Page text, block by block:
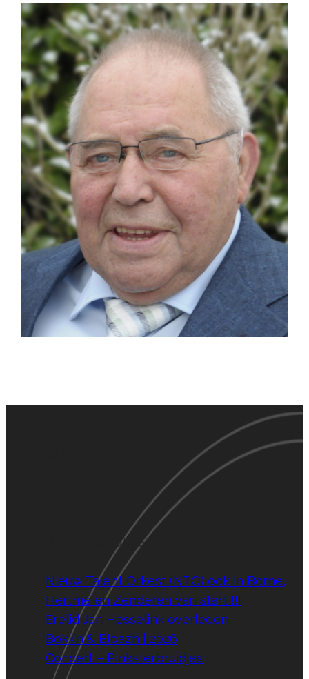
Laatste nieuws
Nieuw Talent Orkest (NTO) ook in Borne,
Hertme en Zenderen van start !!!
Erelid Jan Hesselink overleden
Bokk’n & Bloaz’n | 2026
Concert – Pinksterbruidjes